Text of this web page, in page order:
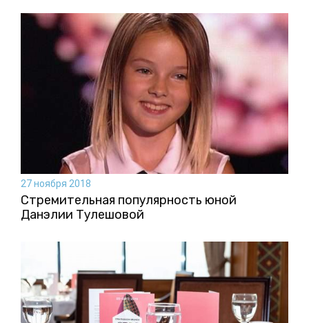
27 ноября 2018
Стремительная популярность юной
Данэлии Тулешовой